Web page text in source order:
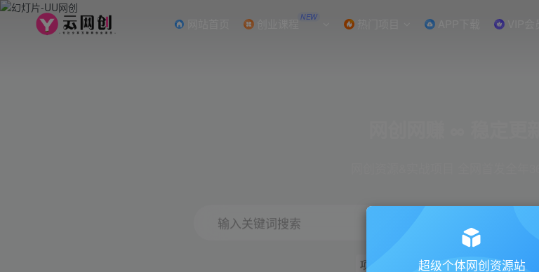
创业课程 NEW 热门项目 APP下载 VIP会员
输入关键词搜索
项目 引流 短视频 小红书
超级个体网创资源站